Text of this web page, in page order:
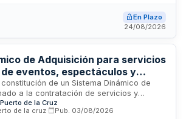
C1 y C2 del proyecto cofinanciado
de Desarrollo Regional a través de la
asistencia para planificación
itinerante, guías, folletos,
para actividades de sensibilización.
En Plazo
24/08/2026
de Adquisición para servicios
eventos, espectáculos y
y deportivas del
Puerto de la Cruz
de un Sistema Dinámico de
a la contratación de servicios y
para la celebración de eventos,
y actividades culturales y deportivas
de la Cruz
de la cruz Pub. 03/08/2026